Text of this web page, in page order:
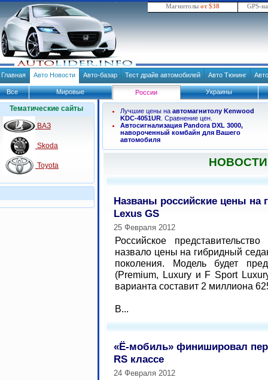
Магнитолы от $38 GPS-
Главная Авто Новости Авто-базар Тест драйв автомобилей Авто Тюнинг
Все Мировые России Украины
Тематические сайты
ВАЗ
Skoda
Toyota
Лучшие цены на автомагнитолу Kenwood
KDC-4051UR . Сравнение цен.
Автосигнализация Pandora DXL 3000,
навороченный комбайн для Вашего
автомобиля
Названы российские цены на
Lexus GS
25 Февраля 2012
Российское
назвало цены на гибридный
поколения. Модель будет
(Premium, Luxury и F Sport
варианта составит 2 миллиона
В...
«Ё-мобиль» финишировал
RS классе
24 Февраля 2012